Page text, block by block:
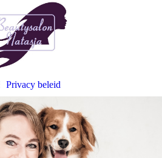
Privacy beleid